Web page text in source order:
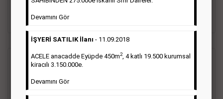
Detaylı Bilgi & İlan Örnekleri
Vasıta İlanı
Sarı sayfa ilanlar alım- satım, duyuru, mini reklam şeklinde
Devamını Gör
İŞYERİ SATILIK İlanı - 11.09.2018
ACELE anacadde Eyüpde 450m2, 4 katlı 19.500 kurumsal
kiracılı 3.150.000e.
Devamını Gör